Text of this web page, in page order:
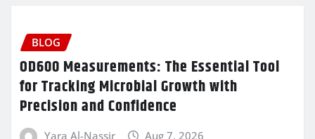
BLOG
OD600 Measurements: The Essential Tool
for Tracking Microbial Growth with
Precision and Confidence
Yara Al-Nassir Aug 7, 2026